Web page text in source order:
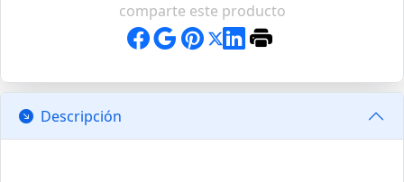
comparte este producto
Descripción